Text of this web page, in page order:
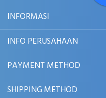
INFORMASI
INFO PERUSAHAAN
PAYMENT METHOD
SHIPPING METHOD